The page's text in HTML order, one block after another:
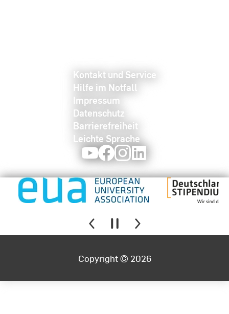
Kontakt und Service
Hilfe im Notfall
Impressum
Datenschutz
Barrierefreiheit
Leichte Sprache
YoutubeFacebookInstagram
Copyright © 2026